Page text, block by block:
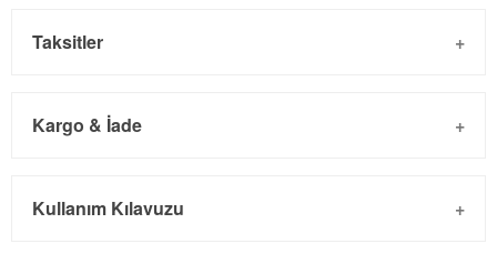
Taksitler
Kargo & İade
Kullanım Kılavuzu